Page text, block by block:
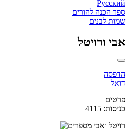
Русский
ספר הכנה להורים
שמות לבנים
אבי ורויטל
הדפסה
דואל
פרטים
כניסות: 4115